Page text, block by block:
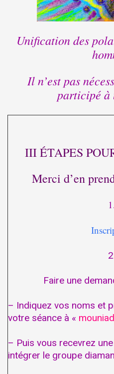
Unification des
Il n’est pas
participé à
III ÉTAPES
Merci d’en
Faire une
– Indiquez vos noms et
votre séance à «
– Puis vous recevrez
intégrer le groupe